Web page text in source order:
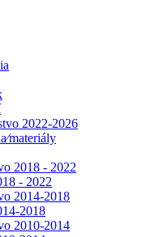
2022-2026
2018 - 2022
- 2022
2014-2018
2018
2010-2014